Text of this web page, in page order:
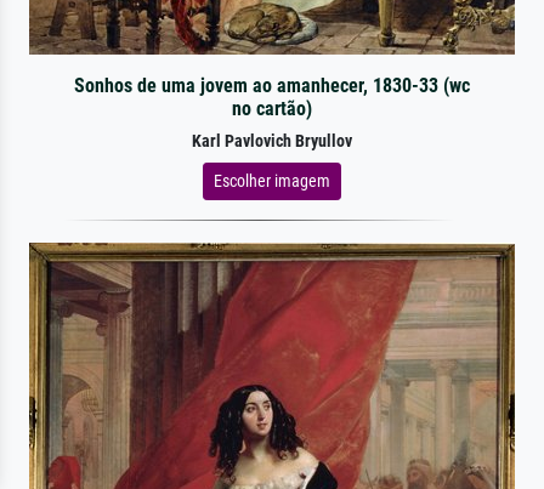
Sonhos de uma jovem ao amanhecer, 1830-33 (wc
no cartão)
Karl Pavlovich Bryullov
Escolher imagem